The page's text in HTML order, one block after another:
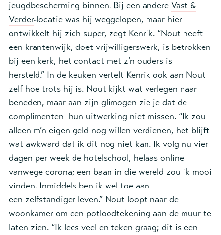
jeugdbescherming binnen. Bij een andere Vast &
Verder-locatie was hij weggelopen, maar hier
ontwikkelt hij zich super, zegt Kenrik. “Nout heeft
een krantenwijk, doet vrijwilligerswerk, is betrokken
bij een kerk, het contact met z’n ouders is
hersteld.” In de keuken vertelt Kenrik ook aan Nout
zelf hoe trots hij is. Nout kijkt wat verlegen naar
beneden, maar aan zijn glimogen zie je dat de
complimenten hun uitwerking niet missen. “Ik zou
alleen m’n eigen geld nog willen verdienen, het blijft
wat awkward dat ik dit nog niet kan. Ik volg nu vier
dagen per week de hotelschool, helaas online
vanwege corona; een baan in die wereld zou ik mooi
vinden. Inmiddels ben ik wel toe aan
een zelfstandiger leven.” Nout loopt naar de
woonkamer om een potloodtekening aan de muur te
laten zien. “Ik lees veel en teken graag; dit is een